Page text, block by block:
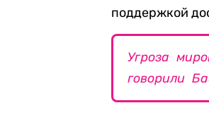
поддержкой
Угроза
говорили